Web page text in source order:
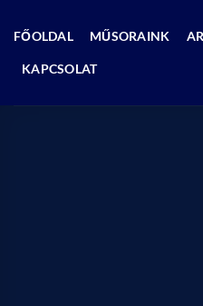
FŐOLDAL MŰSORAINK
KAPCSOLAT